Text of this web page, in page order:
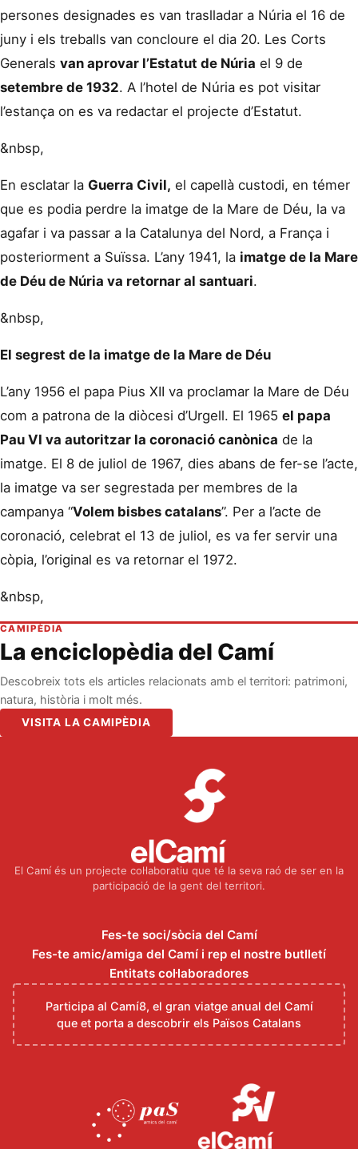
persones designades es van traslladar a Núria el 16 de
juny i els treballs van concloure el dia 20. Les Corts
Generals van aprovar l’Estatut de Núria el 9 de
setembre de 1932. A l’hotel de Núria es pot visitar
l’estança on es va redactar el projecte d’Estatut.
&nbsp,
En esclatar la Guerra Civil, el capellà custodi, en témer
que es podia perdre la imatge de la Mare de Déu, la va
agafar i va passar a la Catalunya del Nord, a França i
posteriorment a Suïssa. L’any 1941, la imatge de la Mare
de Déu de Núria va retornar al santuari.
&nbsp,
El segrest de la imatge de la Mare de Déu
L’any 1956 el papa Pius XII va proclamar la Mare de Déu
com a patrona de la diòcesi d’Urgell. El 1965 el papa
Pau VI va autoritzar la coronació canònica de la
imatge. El 8 de juliol de 1967, dies abans de fer-se l’acte,
la imatge va ser segrestada per membres de la
campanya “Volem bisbes catalans”. Per a l’acte de
coronació, celebrat el 13 de juliol, es va fer servir una
còpia, l’original es va retornar el 1972.
&nbsp,
CAMIPÈDIA
La enciclopèdia del Camí
Descobreix tots els articles relacionats amb el territori: patrimoni,
natura, història i molt més.
VISITA LA CAMIPÈDIA
El Camí és un projecte col·laboratiu que té la seva raó de ser en la
participació de la gent del territori.
Fes-te soci/sòcia del Camí
Fes-te amic/amiga del Camí i rep el nostre butlletí
Entitats col·laboradores
Participa al Camí8, el gran viatge anual del Camí
que et porta a descobrir els Països Catalans